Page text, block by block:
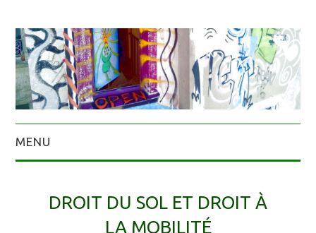
MENU
DROIT DU SOL ET DROIT À
LA MOBILITÉ